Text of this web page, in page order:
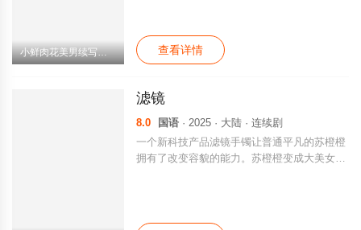
小鲜肉花美男续写《花千骨》传奇
子生意岌岌可危。父母赶紧安排相亲，使花千
肉心烦意乱，决意离家出走。途中，他结识了
任性傲娇的千金小姐白子蝎（吴桐饰）、斯
刀煞（张宁浩饰）、温柔帅气型男盐宝（蒋一
铭饰）。他们喜笑怒骂，发生了一系列令人啼
笑皆非的故事，而在这过程中，几人也各自找
到了真爱。
查看详情
滤镜
8.0 国语 · 2025 · 大陆 · 连续剧
一个新科技产品滤镜手镯让普通平凡的苏橙橙
拥有了改变容貌的能力。苏橙橙变成大美女苏
心动，与志同道合的方谨惺惺相惜，对阳光帅